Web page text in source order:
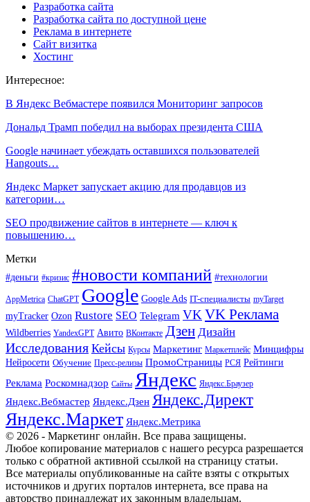
Разработка сайта
Разработка сайта по доступной цене
Реклама в интернете
Сайт визитка
Хостинг
Интересное:
В Яндекс Вебмастере появился Мониторинг запросов
Дональд Трамп победил на выборах президента США
Google начинает убеждать оставшихся пользователей
Hangouts…
Яндекс Маркет запускает акцию для продавцов из
категории…
SEO продвижение сайтов в интернете — ключ к
повышению…
Метки
#деньги #кризис #новости компаний #технологии
AppMetrica ChatGPT Google Google Ads IT-специалисты myTarget
myTracker Ozon Rustore SEO Telegram VK VK Реклама
Wildberries YandexGPT Авито ВКонтакте Дзен Дизайн
Исследования Кейсы Курсы Маркетинг Маркетплейс Минцифры
Нейросети Обучение Пресс-релизы ПромоСтраницы РСЯ Рейтинги
Реклама Роскомнадзор Сайты Яндекс Яндекс.Браузер
Яндекс.Вебмастер Яндекс.Дзен Яндекс.Директ
Яндекс.Маркет Яндекс.Метрика
© 2026 - Маркетинг онлайн. Все права защищены.
Любое копирование материалов с нашего ресурса разрешается
только с обратной активной ссылкой на страницу статьи.
Все материалы опубликованные на сайте взяты с открытых
источников и других порталов интернета, все права на
авторство принадлежат их законным владельцам.